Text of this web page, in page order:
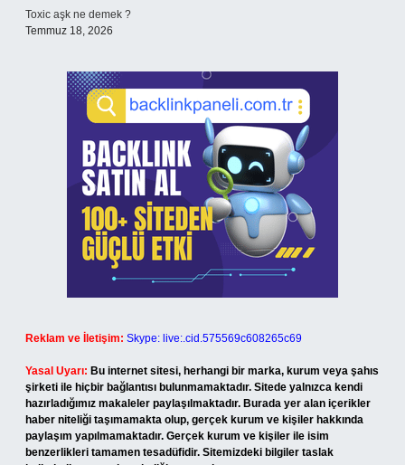
Toxic aşk ne demek ?
Temmuz 18, 2026
Reklam ve İletişim: Skype: live:.cid.575569c608265c69
Yasal Uyarı: Bu internet sitesi, herhangi bir marka, kurum veya şahıs
şirketi ile hiçbir bağlantısı bulunmamaktadır. Sitede yalnızca kendi
hazırladığımız makaleler paylaşılmaktadır. Burada yer alan içerikler
haber niteliği taşımamakta olup, gerçek kurum ve kişiler hakkında
paylaşım yapılmamaktadır. Gerçek kurum ve kişiler ile isim
benzerlikleri tamamen tesadüfidir. Sitemizdeki bilgiler taslak